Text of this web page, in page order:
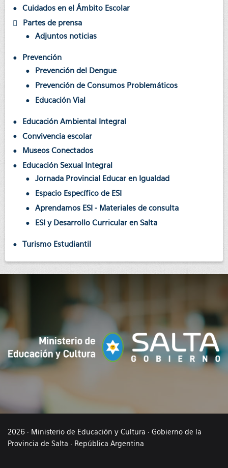
Cuidados en el Ámbito Escolar
Partes de prensa
Adjuntos noticias
Prevención
Prevención del Dengue
Prevención de Consumos Problemáticos
Educación Vial
Educación Ambiental Integral
Convivencia escolar
Museos Conectados
Educación Sexual Integral
Jornada Provincial Educar en Igualdad
Espacio Específico de ESI
Aprendamos ESI - Materiales de consulta
ESI y Desarrollo Curricular en Salta
Turismo Estudiantil
2026 · Ministerio de Educación y Cultura · Gobierno de la
Provincia de Salta · República Argentina